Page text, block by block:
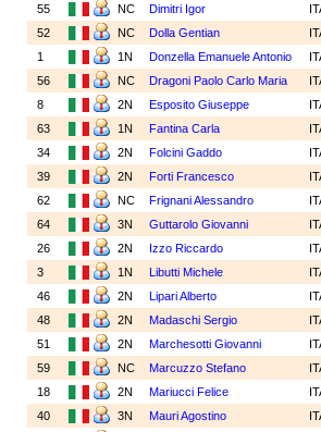
55
NC Dimitri Igor
52
NC Dolla Gentian
1
1N Donzella Emanuele Antonio
56
NC Dragoni Paolo Carlo Maria
8
2N Esposito Giuseppe
63
1N Fantina Carla
34
2N Folcini Gaddo
39
2N Forti Francesco
62
NC Frignani Alessandro
64
3N Guttarolo Giovanni
26
2N Izzo Riccardo
3
1N Libutti Michele
46
2N Lipari Alberto
48
2N Madaschi Sergio
51
2N Marchesotti Giovanni
59
NC Marcuzzo Stefano
18
2N Mariucci Felice
40
3N Mauri Agostino